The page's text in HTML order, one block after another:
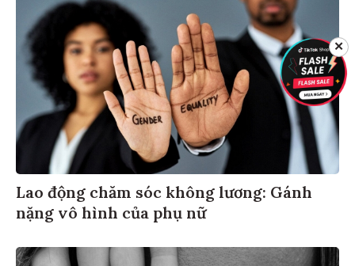
Lao động chăm sóc không lương: Gánh
nặng vô hình của phụ nữ
✕